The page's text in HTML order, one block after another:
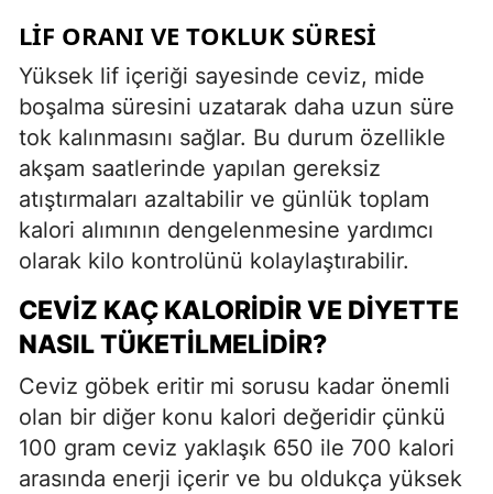
LIF ORANI VE TOKLUK SÜRESI
Yüksek lif içeriği sayesinde ceviz, mide
boşalma süresini uzatarak daha uzun süre
tok kalınmasını sağlar. Bu durum özellikle
akşam saatlerinde yapılan gereksiz
atıştırmaları azaltabilir ve günlük toplam
kalori alımının dengelenmesine yardımcı
olarak kilo kontrolünü kolaylaştırabilir.
CEVIZ KAÇ KALORIDIR VE DIYETTE
NASIL TÜKETILMELIDIR?
Ceviz göbek eritir mi sorusu kadar önemli
olan bir diğer konu kalori değeridir çünkü
100 gram ceviz yaklaşık 650 ile 700 kalori
arasında enerji içerir ve bu oldukça yüksek